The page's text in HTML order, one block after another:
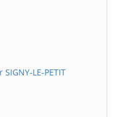
LE-PETIT